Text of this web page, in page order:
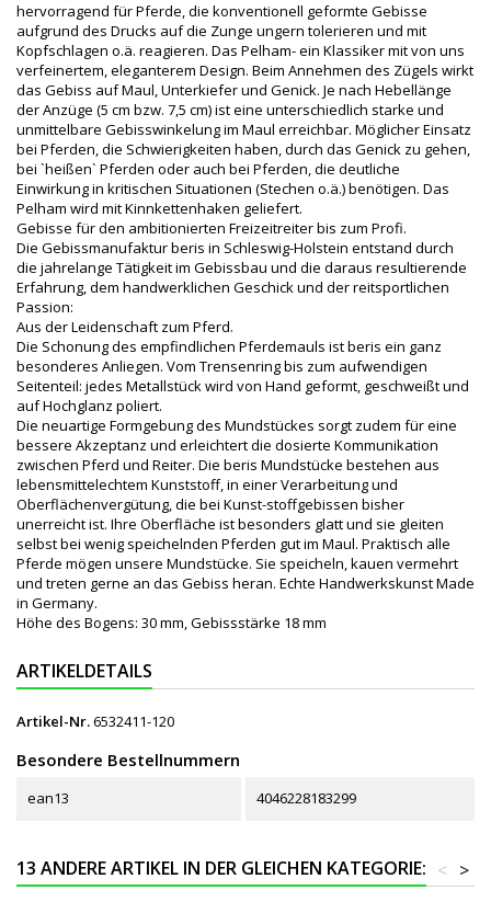
hervorragend für Pferde, die konventionell geformte Gebisse
aufgrund des Drucks auf die Zunge ungern tolerieren und mit
Kopfschlagen o.ä. reagieren. Das Pelham- ein Klassiker mit von uns
verfeinertem, eleganterem Design. Beim Annehmen des Zügels wirkt
das Gebiss auf Maul, Unterkiefer und Genick. Je nach Hebellänge
der Anzüge (5 cm bzw. 7,5 cm) ist eine unterschiedlich starke und
unmittelbare Gebisswinkelung im Maul erreichbar. Möglicher Einsatz
bei Pferden, die Schwierigkeiten haben, durch das Genick zu gehen,
bei `heißen` Pferden oder auch bei Pferden, die deutliche
Einwirkung in kritischen Situationen (Stechen o.ä.) benötigen. Das
Pelham wird mit Kinnkettenhaken geliefert.
Gebisse für den ambitionierten Freizeitreiter bis zum Profi.
Die Gebissmanufaktur beris in Schleswig-Holstein entstand durch
die jahrelange Tätigkeit im Gebissbau und die daraus resultierende
Erfahrung, dem handwerklichen Geschick und der reitsportlichen
Passion:
Aus der Leidenschaft zum Pferd.
Die Schonung des empfindlichen Pferdemauls ist beris ein ganz
besonderes Anliegen. Vom Trensenring bis zum aufwendigen
Seitenteil: jedes Metallstück wird von Hand geformt, geschweißt und
auf Hochglanz poliert.
Die neuartige Formgebung des Mundstückes sorgt zudem für eine
bessere Akzeptanz und erleichtert die dosierte Kommunikation
zwischen Pferd und Reiter. Die beris Mundstücke bestehen aus
lebensmittelechtem Kunststoff, in einer Verarbeitung und
Oberflächenvergütung, die bei Kunst-stoffgebissen bisher
unerreicht ist. Ihre Oberfläche ist besonders glatt und sie gleiten
selbst bei wenig speichelnden Pferden gut im Maul. Praktisch alle
Pferde mögen unsere Mundstücke. Sie speicheln, kauen vermehrt
und treten gerne an das Gebiss heran. Echte Handwerkskunst Made
in Germany.
Höhe des Bogens: 30 mm, Gebissstärke 18 mm
ARTIKELDETAILS
Artikel-Nr.6532411-120
Besondere Bestellnummern
ean13 4046228183299
13 ANDERE ARTIKEL IN DER GLEICHEN KATEGORIE: >
<